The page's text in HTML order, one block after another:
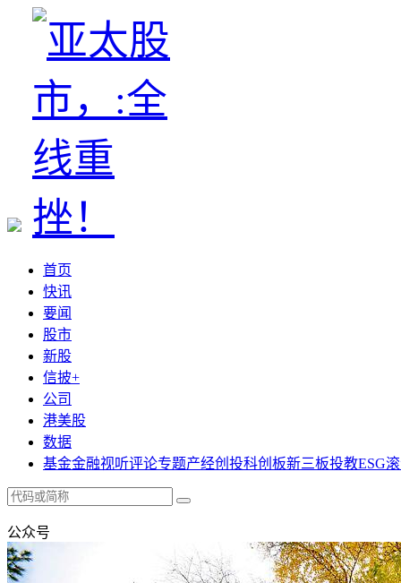
首页
快讯
要闻
股市
新股
信披+
公司
港美股
数据
基金金融视听评论专题产经创投科创板新三板投教ESG
公众号